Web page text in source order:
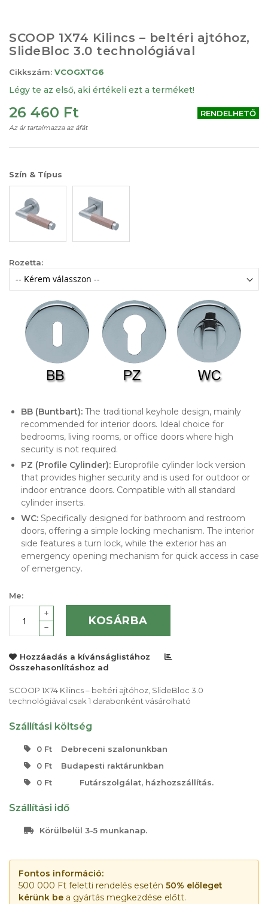
SCOOP 1X74 Kilincs – beltéri ajtóhoz,
SlideBloc 3.0 technológiával
Cikkszám: VCOGXTG6
Légy te az első, aki értékeli ezt a terméket!
26 460 Ft
Az ár tartalmazza az áfát
RENDELHETŐ
Szín & Típus
Rozetta:
BB (Buntbart): The traditional keyhole design, mainly
recommended for interior doors. Ideal choice for
bedrooms, living rooms, or office doors where high
security is not required.
PZ (Profile Cylinder): Europrofile cylinder lock version
that provides higher security and is used for outdoor or
indoor entrance doors. Compatible with all standard
cylinder inserts.
WC: Specifically designed for bathroom and restroom
doors, offering a simple locking mechanism. The interior
side features a turn lock, while the exterior has an
emergency opening mechanism for quick access in case
of emergency.
Me:
KOSÁRBA
Hozzáadás a kívánságlistához
Összehasonlításhoz ad
SCOOP 1X74 Kilincs – beltéri ajtóhoz, SlideBloc 3.0
technológiával csak 1 darabonként vásárolható
Szállítási költség
0 Ft
Debreceni szalonunkban
0 Ft
Budapesti raktárunkban
0 Ft
Futárszolgálat, házhozszállítás.
Szállítási idő
Körülbelül 3-5 munkanap.
Fontos információ:
500 000 Ft feletti rendelés esetén 50% előleget
kérünk be a gyártás megkezdése előtt.
elejére